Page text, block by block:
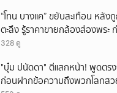
“โทน บางแค” ขยับสะเทือน หลั
ตะลึง รู้ราคาขายกล้องส่องพระ
บุกรวบ?
328 ดู
"บุ๋ม ปนัดดา" ตีแสกหน้า! พูดตร
ก่อนฝากข้อความถึงพวกโลกสว